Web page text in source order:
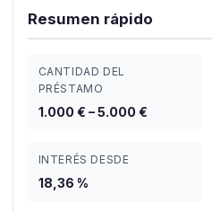
Resumen rápido
CANTIDAD DEL
PRÉSTAMO
1.000 € – 5.000 €
INTERÉS DESDE
18,36 %